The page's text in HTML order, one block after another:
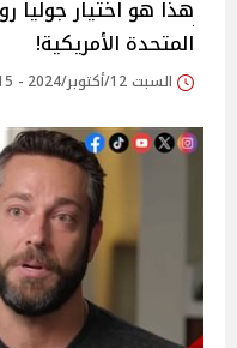
هذا هو اختيار جوليا
المتحدة الأمريكية!
السبت 12/أكتوبر/2024 - 01:15 م